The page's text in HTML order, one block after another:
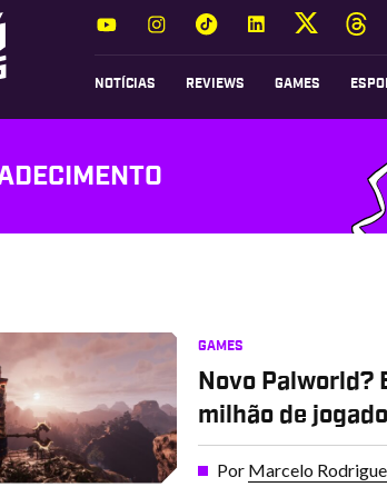
NOTÍCIAS REVIEWS GAMES
GAMES
Novo Palworld?
milhão de
Por Marcelo